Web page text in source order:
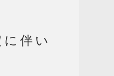
伴い